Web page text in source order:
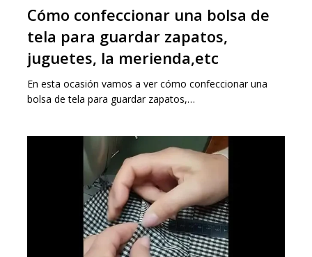
Cómo confeccionar una bolsa de
tela para guardar zapatos,
juguetes, la merienda,etc
En esta ocasión vamos a ver cómo confeccionar una
bolsa de tela para guardar zapatos,…